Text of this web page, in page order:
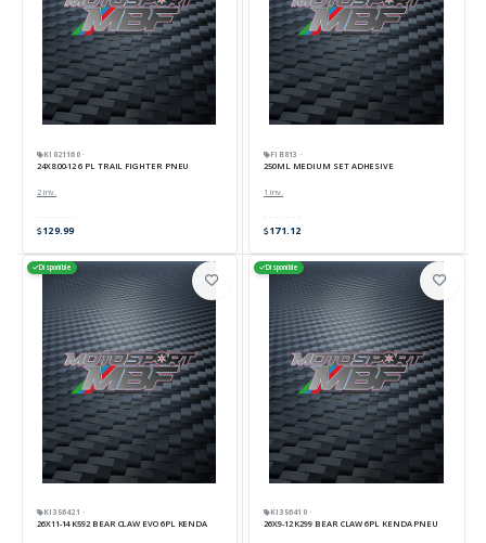
KI021160 ·
24X8.00-12 6 PL TRAIL FIGHTER PNEU
2 inv.
129.99
FIB813 ·
250ML MEDIUM SET ADHESIVE
1 inv.
171.12
Disponible
KI356421 ·
26X11-14 K592 BEAR CLAW EVO 6PL KENDA
Disponible
KI356410 ·
26X9-12 K299 BEAR CLAW 6PL KENDA PNEU